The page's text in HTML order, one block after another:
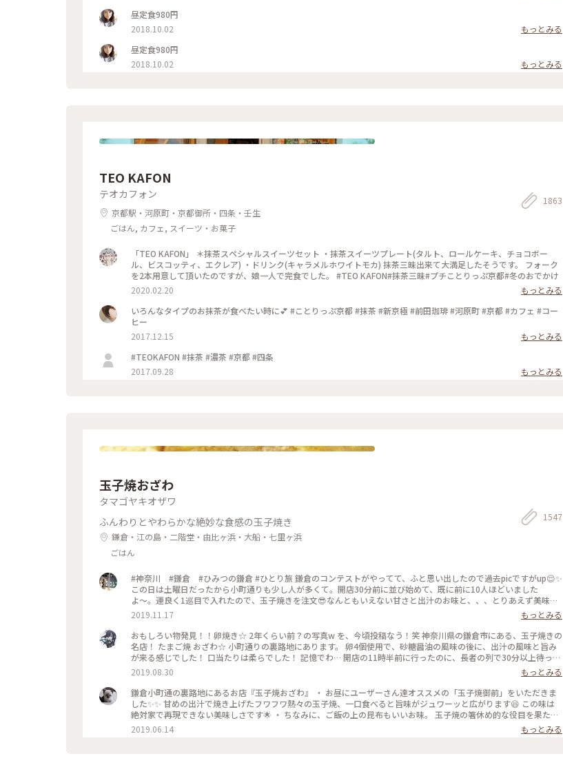
昼定食980円
2018.10.02
もっとみる
昼定食980円
2018.10.02
もっとみる
TEO KAFON
テオカフォン
京都駅・河原町・京都御所・四条・壬生
ごはん, カフェ, スイーツ・お菓子
1863
「TEO KAFON」 ＊抹茶スペシャルスイーツセット ・抹茶スイーツプレート(タルト、ロールケーキ、チョコボー
ル、ビスコッティ、エクレア) ・ドリンク(キャラメルホワイトモカ) 抹茶三昧出来て大満足したそうです。 フォーク
を2本用意して頂いたのですが、娘一人で完食でした。 #TEO KAFON#抹茶三昧#プチことりっぷ京都#冬のおでかけ
2020.02.20
もっとみる
いろんなタイプのお抹茶が食べたい時に💕 #ことりっぷ京都 #抹茶 #新京極 #前田珈琲 #河原町 #京都 #カフェ #コー
ヒー
2017.12.15
もっとみる
#TEOKAFON #抹茶 #濃茶 #京都 #四条
2017.09.28
もっとみる
玉子焼おざわ
タマゴヤキオザワ
ふんわりとやわらかな絶妙な食感の玉子焼き
鎌倉・江の島・二階堂・由比ヶ浜・大船・七里ヶ浜
ごはん
1547
#神奈川 #鎌倉 #ひみつの鎌倉 #ひとり旅 鎌倉のコンテストがやってて、ふと思い出したので過去picですがup😌✨
この日は土曜日だったから小町通りも少し人が多くて。開店30分前に並び始めて、既に前に10人ほどいました
よ〜。運良く1巡目で入れたので、玉子焼きを注文😎なんともいえない甘さと出汁のお味と、、、とりあえず美味😂
笑！また機会があれば行きたいなあ。
2019.11.17
もっとみる
おもしろい物発見！！卵焼き☆ 2年くらい前？の写真w を、今頃投稿なう！笑 神奈川県の鎌倉市にある、玉子焼きの
名店！ たまご焼 おざわ☆ 小町通りの裏路地にあります。 卵4個使用で、砂糖醤油の風味の後に、出汁の風味と旨み
が来る感じでした！ 口当たりは柔らでした！ 記憶でわ… 開店の11時半前に行ったのに、長者の列で30分以上待った
記憶が… 懐かし～ また、食べに行きたいな～ #神奈川 #鎌倉 #玉子焼き #おざわ #御膳 #名店 #小町通り #裏 #過去
2019.08.30
もっとみる
鎌倉小町通の裏路地にあるお店『玉子焼おざわ』 ・ お昼にユーザーさん達オススメの「玉子焼御前」をいただきま
した✨✨ 甘めの出汁で焼き上げたフワフワ熱々の玉子焼、一口食べると旨味がジュワーッと広がります😆 この味は
絶対家で再現できない美味しさです🌟 ・ ちなみに、ご飯の上の昆布もいいお味。 玉子焼の箸休め的な役目を果たし
ていますよ😊 鎌倉に行かれた時はぜひご賞味あれ！ #玉子焼おざわ #玉子焼御前 #鎌倉 #小町通り
2019.06.14 もっとみる